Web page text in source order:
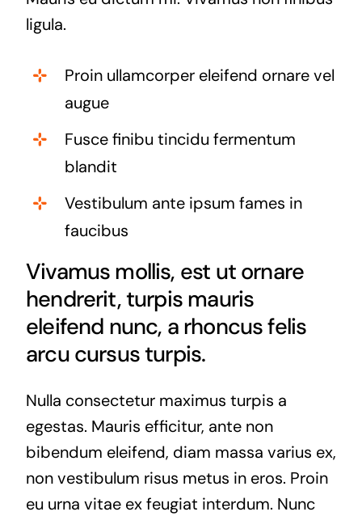
ligula.
Proin ullamcorper eleifend ornare vel
augue
Fusce finibu tincidu fermentum
blandit
Vestibulum ante ipsum fames in
faucibus
Vivamus mollis, est ut ornare
hendrerit, turpis mauris
eleifend nunc, a rhoncus felis
arcu cursus turpis.
Nulla consectetur maximus turpis a
egestas. Mauris efficitur, ante non
bibendum eleifend, diam massa varius ex,
non vestibulum risus metus in eros. Proin
eu urna vitae ex feugiat interdum. Nunc